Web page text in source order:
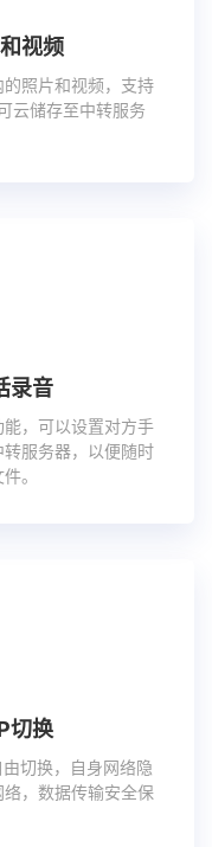
视频
照片和视频，支持
云储存至中转服务
录音
，可以设置对方手
服务器，以便随时
。
切换
切换，自身网络隐
，数据传输安全保